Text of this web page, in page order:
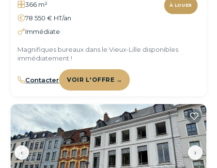
À LOUER
366 m²
78 550 € HT/an
Immédiate
Magnifiques bureaux dans le Vieux-Lille disponibles
immédiatement !
Contacter VOIR L'OFFRE →
‹ ›